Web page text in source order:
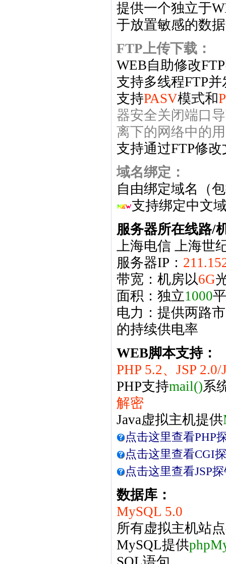
提供一个独立于
于放置敏感的数
FTP上传下载：
WEB自助修改
支持多线程FTP
支持PASV模式和
器安全关闭端口
离下的网络中的
支持通过FTP修
域名绑定：
自由绑定域名（
支持绑定中文
服务器所在线路/
上海电信 上海世
服务器IP：
带宽：机房以6G
面积：独立1000
电力：提供两路
的持续供电率
WEB脚本支持：
PHP 5.2、JSP
PHP支持mail()系
解密
Java虚拟主机提供
点击这里查看PHP
点击这里查看CGI
点击这里查看JSP
数据库：
MySQL 5.0
所有虚拟主机站
MySQL提供